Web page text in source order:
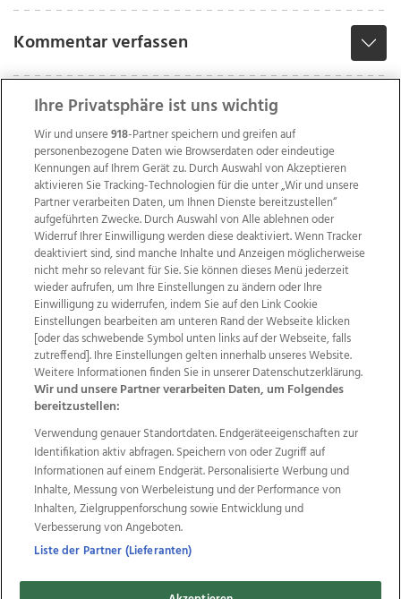
Kommentar verfassen
Wir über uns Mediadaten Kontakt
Jobs
Datenschutz
Impressum
AGB Anzeigekunden
AGB Website
Ehrenkodex Politische Werbung
Weitere Angebote des Medienhauses Wimmer
TV1 di-mog-i.at OÖNow
Ischler Woche
Life Radio
OÖNachrichten
OÖN Immobilien
OÖN Karriere
OÖN Reise
Promenaden Galerien
Regionaljobs
wasistlos.at wirtrauern.at
Ihre Privatsphäre ist uns wichtig
Wir und unsere918-Partner speichern und greifen auf
personenbezogene Daten wie Browserdaten oder eindeutige
Kennungen auf Ihrem Gerät zu. Durch Auswahl von Akzeptieren
aktivieren Sie Tracking-Technologien für die unter „Wir und unsere
Partner verarbeiten Daten, um Ihnen Dienste bereitzustellen“
aufgeführten Zwecke. Durch Auswahl von Alle ablehnen oder
Widerruf Ihrer Einwilligung werden diese deaktiviert. Wenn Tracker
deaktiviert sind, sind manche Inhalte und Anzeigen möglicherweise
nicht mehr so relevant für Sie. Sie können dieses Menü jederzeit
wieder aufrufen, um Ihre Einstellungen zu ändern oder Ihre
Einwilligung zu widerrufen, indem Sie auf den Link Cookie
Einstellungen bearbeiten am unteren Rand der Webseite klicken
[oder das schwebende Symbol unten links auf der Webseite, falls
zutreffend]. Ihre Einstellungen gelten innerhalb unseres Website.
Weitere Informationen finden Sie in unserer Datenschutzerklärung.
Wir und unsere Partner verarbeiten Daten, um Folgendes
bereitzustellen:
Verwendung genauer Standortdaten. Endgeräteeigenschaften zur
Identifikation aktiv abfragen. Speichern von oder Zugriff auf
Informationen auf einem Endgerät. Personalisierte Werbung und
Inhalte, Messung von Werbeleistung und der Performance von
Inhalten, Zielgruppenforschung sowie Entwicklung und
Verbesserung von Angeboten.
Liste der Partner (Lieferanten)